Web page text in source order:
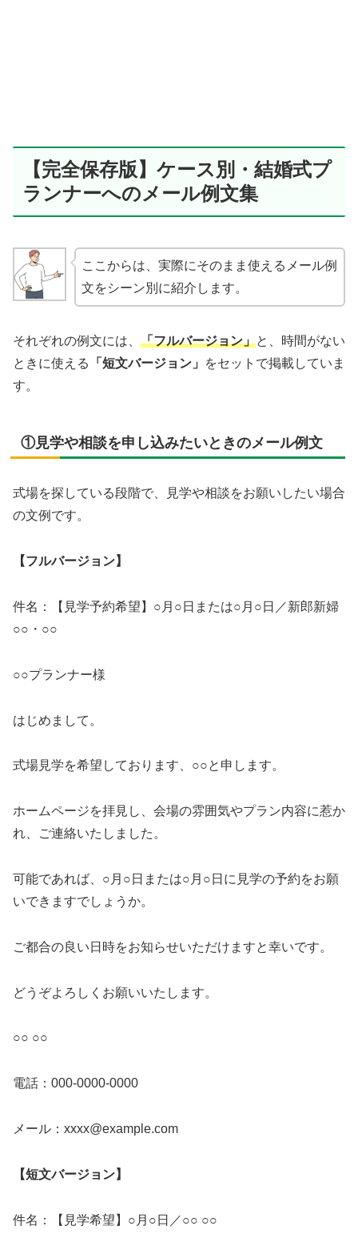
【完全保存版】ケース別・結婚式プ
ランナーへのメール例文集
ここからは、実際にそのまま使えるメール例
文をシーン別に紹介します。
それぞれの例文には、 「フルバージョン」と、時間がない
ときに使える
「短文バージョン」
をセットで掲載していま
す。
①見学や相談を申し込みたいときのメール例文
式場を探している段階で、見学や相談をお願いしたい場合
の文例です。
【フルバージョン】
件名：【見学予約希望】○月○日または○月○日／新郎新婦
○○・○○
○○プランナー様
はじめまして。
式場見学を希望しております、○○と申します。
ホームページを拝見し、会場の雰囲気やプラン内容に惹か
れ、ご連絡いたしました。
可能であれば、○月○日または○月○日に見学の予約をお願
いできますでしょうか。
ご都合の良い日時をお知らせいただけますと幸いです。
どうぞよろしくお願いいたします。
○○ ○○
電話：000-0000-0000
メール：xxxx@example.com
【短文バージョン】
件名：【見学希望】○月○日／○○ ○○